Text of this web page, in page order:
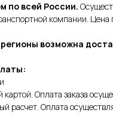
по всей России.
компании. Цена
возможна
картой. Оплата заказа
расчет. Оплата